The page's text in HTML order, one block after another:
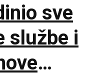
sve
službe i